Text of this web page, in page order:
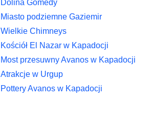
Dolina Gomedy
Miasto podziemne Gaziemir
Wielkie Chimneys
Kościół El Nazar w Kapadocji
Most przesuwny Avanos w Kapadocji
Atrakcje w Urgup
Pottery Avanos w Kapadocji